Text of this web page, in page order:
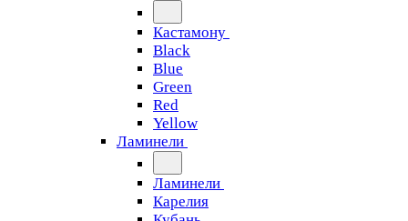
Кастамону
Black
Blue
Green
Red
Yellow
Ламинели
Ламинели
Карелия